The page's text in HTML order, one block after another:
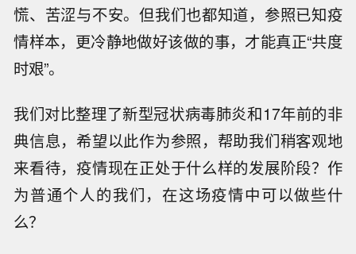
慌、苦涩与不安。但我们也都知道，参照已知疫
情样本，更冷静地做好该做的事，才能真正“共度
时艰”。
我们对比整理了新型冠状病毒肺炎和17年前的非
典信息，希望以此作为参照，帮助我们稍客观地
来看待，疫情现在正处于什么样的发展阶段？作
为普通个人的我们，在这场疫情中可以做些什
么？